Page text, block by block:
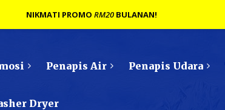
Penapis Air Penapis Udara
Dryer
NIKMATI PROMO RM20 BULANAN!